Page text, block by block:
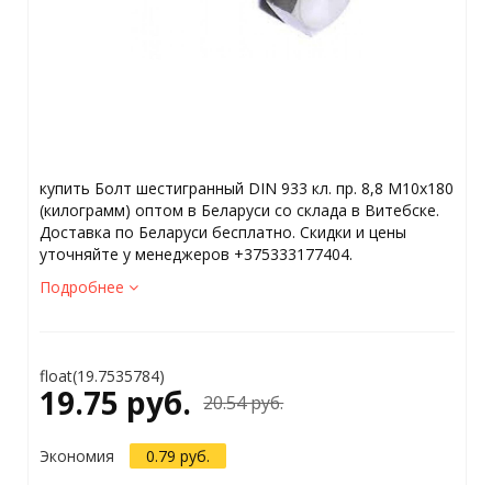
купить Болт шестигранный DIN 933 кл. пр. 8,8 M10x180
(килограмм) оптом в Беларуси со склада в Витебске.
Доставка по Беларуси бесплатно. Скидки и цены
уточняйте у менеджеров +375333177404.
Подробнее
float(19.7535784)
19.75 руб. 20.54 руб.
Экономия 0.79 руб.